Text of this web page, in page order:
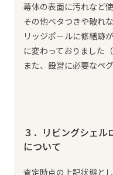
幕体の表面に汚れなど
その他ベタつきや破れ
リッジポールに修繕跡
に変わっておりました
また、設営に必要なペ
３．リビングシェ
について
査定時点の上記状態と